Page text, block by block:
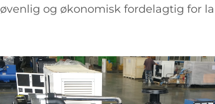
og økonomisk fordelagtig for